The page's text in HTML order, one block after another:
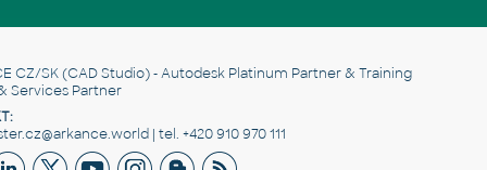
CZ/SK(CAD Studio) - Autodesk Platinum Partner & Training
Services Partner
| tel. +420 910 970 111